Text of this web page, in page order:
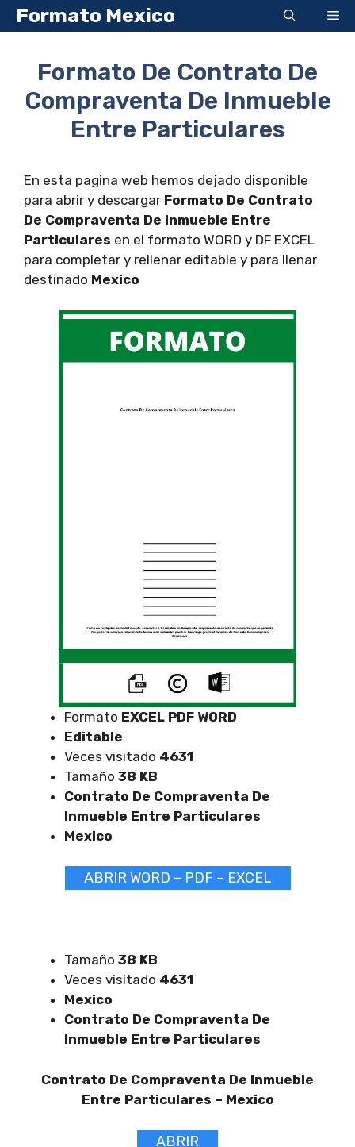
Saltar
al
Formato Mexico
Formato De Contrato De
Compraventa De Inmueble
Entre Particulares
En esta pagina web hemos dejado disponible
para abrir y descargar Formato De Contrato
De Compraventa De Inmueble Entre
Particulares en el formato WORD y DF EXCEL
para completar y rellenar editable y para llenar
destinado Mexico
Formato EXCEL PDF WORD
Editable
Veces visitado 4631
Tamaño 38 KB
Contrato De Compraventa De
Inmueble Entre Particulares
Mexico
ABRIR WORD – PDF – EXCEL
Tamaño 38 KB
Veces visitado 4631
Mexico
Contrato De Compraventa De
Inmueble Entre Particulares
Contrato De Compraventa De Inmueble
Entre Particulares – Mexico
ABRIR